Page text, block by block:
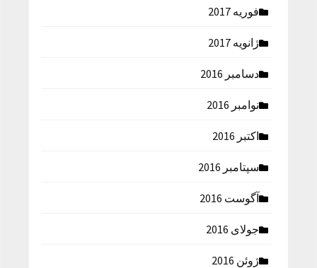
فوریه 2017
ژانویه 2017
دسامبر 2016
نوامبر 2016
اکتبر 2016
سپتامبر 2016
آگوست 2016
جولای 2016
ژوئن 2016